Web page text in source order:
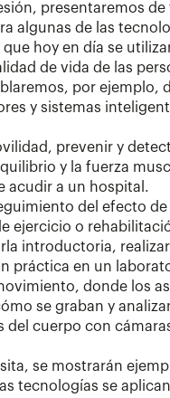
presentaremos de
algunas de las
hoy en día se
de vida de las
por ejemplo,
y sistemas
prevenir y
y la fuerza
acudir a un hospital.
del efecto de
ejercicio o
introductoria,
práctica en un
donde los
se graban y
del cuerpo con
se mostrarán
tecnologías se